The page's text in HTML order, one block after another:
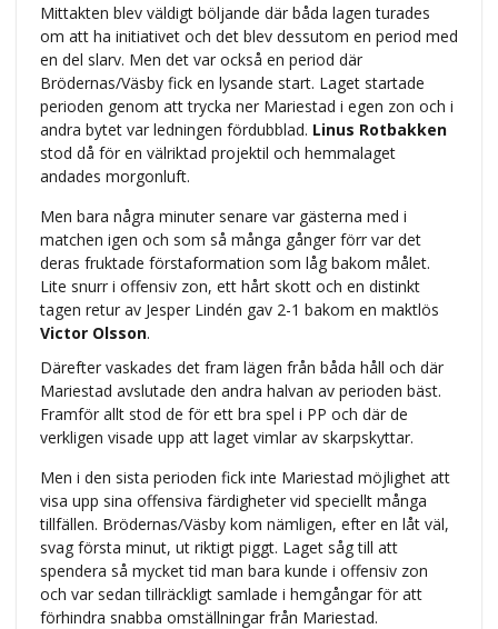
Mittakten blev väldigt böljande där båda lagen turades
om att ha initiativet och det blev dessutom en period med
en del slarv. Men det var också en period där
Brödernas/Väsby fick en lysande start. Laget startade
perioden genom att trycka ner Mariestad i egen zon och i
andra bytet var ledningen fördubblad. Linus Rotbakken
stod då för en välriktad projektil och hemmalaget
andades morgonluft.
Men bara några minuter senare var gästerna med i
matchen igen och som så många gånger förr var det
deras fruktade förstaformation som låg bakom målet.
Lite snurr i offensiv zon, ett hårt skott och en distinkt
tagen retur av Jesper Lindén gav 2-1 bakom en maktlös
Victor Olsson.
Därefter vaskades det fram lägen från båda håll och där
Mariestad avslutade den andra halvan av perioden bäst.
Framför allt stod de för ett bra spel i PP och där de
verkligen visade upp att laget vimlar av skarpskyttar.
Men i den sista perioden fick inte Mariestad möjlighet att
visa upp sina offensiva färdigheter vid speciellt många
tillfällen. Brödernas/Väsby kom nämligen, efter en låt väl,
svag första minut, ut riktigt piggt. Laget såg till att
spendera så mycket tid man bara kunde i offensiv zon
och var sedan tillräckligt samlade i hemgångar för att
förhindra snabba omställningar från Mariestad.